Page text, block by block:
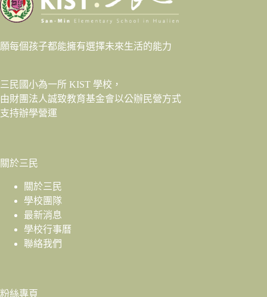
願每個孩子都能擁有選擇未來生活的能力
三民國小為一所 KIST 學校，
由財團法人誠致教育基金會以公辦民營方式
支持辦學營運
關於三民
關於三民
學校團隊
最新消息
學校行事曆
聯絡我們
粉絲專頁